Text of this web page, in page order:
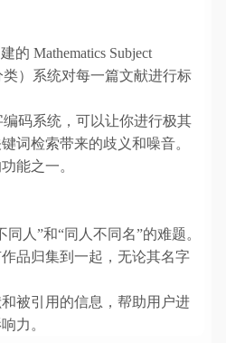
的 Mathematics Subject
类）系统对每一篇文献进行标
码系统，可以让你进行极其
词检索带来的歧义和噪音。
能之一。
人”和“同人不同名”的难题。
品归集到一起，无论其名字
被引用的信息，帮助用户进
力。